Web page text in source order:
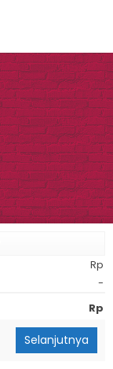
Rp
-
Rp